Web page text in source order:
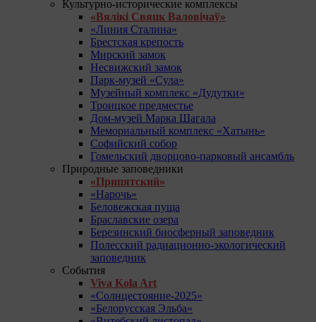
Культурно-исторические комплексы
«Вялікі Свяцк Валовічаў»
«Линия Сталина»
Брестская крепость
Мирский замок
Несвижский замок
Парк-музей «Сула»
Музейный комплекс «Дудутки»
Троицкое предместье
Дом-музей Марка Шагала
Мемориальный комплекс «Хатынь»
Софийский собор
Гомельский дворцово-парковый ансамбль
Природные заповедники
«Припятский»
«Нарочь»
Беловежская пуща
Браславские озера
Березинский биосферный заповедник
Полесский радиационно-экологический
заповедник
События
Viva Kola Art
«Солнцестояние-2025»
«Белорусская Эльба»